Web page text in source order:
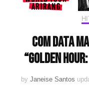
Com data
“GOLDEN
by Janeise Santos